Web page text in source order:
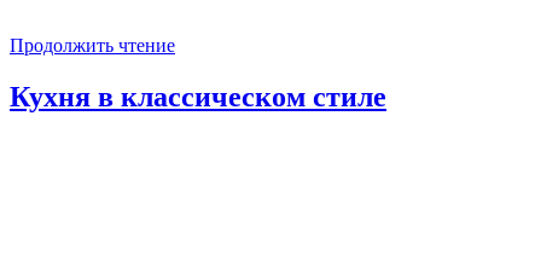
Продолжить чтение
Кухня в классическом стиле